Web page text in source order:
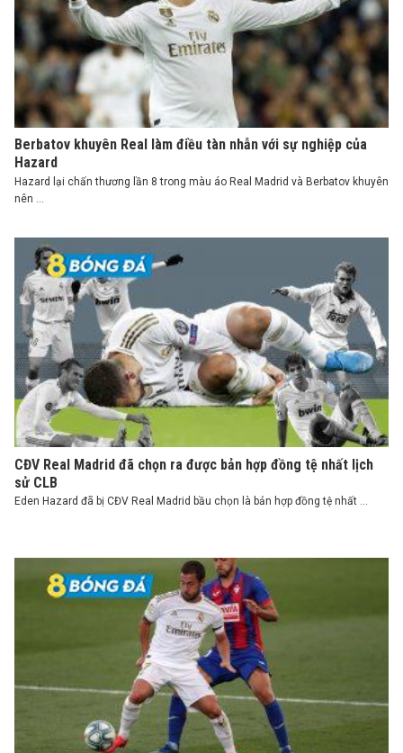
Berbatov khuyên Real làm điều tàn nhẫn với sự nghiệp của
Hazard
Hazard lại chấn thương lần 8 trong màu áo Real Madrid và Berbatov khuyên
nên ...
CĐV Real Madrid đã chọn ra được bản hợp đồng tệ nhất lịch
sử CLB
Eden Hazard đã bị CĐV Real Madrid bầu chọn là bản hợp đồng tệ nhất ...